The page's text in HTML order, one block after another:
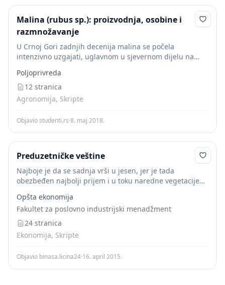
Malina (rubus sp.): proizvodnja, osobine i
razmnožavanje
U Crnoj Gori zadnjih decenija malina se počela
intenzivno uzgajati, uglavnom u sjevernom dijelu na
Polje) i već nekoliko godina imamo robnu proizvodnju
ovoga...
Poljoprivreda
12 stranica
Agronomija, Skripte
Objavio studenti.rs·8. maj 2018.
Preduzetničke veštine
Najboje je da se sadnja vrši u jesen, jer je tada
obezbeđen najbolji prijem i u toku naredne vegetacije
sadnja se može vršiti...
Opšta ekonomija
Fakultet za poslovno industrijski menadžment
24 stranica
Ekonomija, Skripte
Objavio binasa.licina24·16. april 2015.